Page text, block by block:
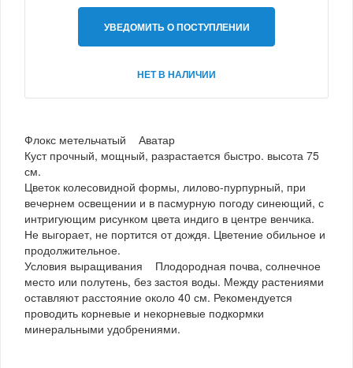
УВЕДОМИТЬ О ПОСТУПЛЕНИИ
НЕТ В НАЛИЧИИ
Флокс метельчатый Аватар
Куст прочный, мощный, разрастается быстро. высота 75
см.
Цветок колесовидной формы, лилово-пурпурный, при
вечернем освещении и в пасмурную погоду синеющий, с
интригующим рисунком цвета индиго в центре венчика.
Не выгорает, не портится от дождя. Цветение обильное и
продолжительное.
Условия выращивания Плодородная почва, солнечное
место или полутень, без застоя воды. Между растениями
оставляют расстояние около 40 см. Рекомендуется
проводить корневые и некорневые подкормки
минеральными удобрениями.